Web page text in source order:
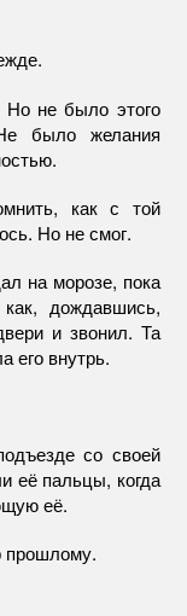
Но не было этого
было желания
как с той
Но не смог.
на морозе, пока
дождавшись,
и звонил. Та
его внутрь.
со своей
её пальцы, когда
её.
прошлому.